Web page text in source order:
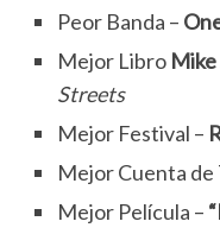
Peor Banda –
Mejor Libro
Streets
Mejor Festival –
Mejor Cuenta
Mejor Película –